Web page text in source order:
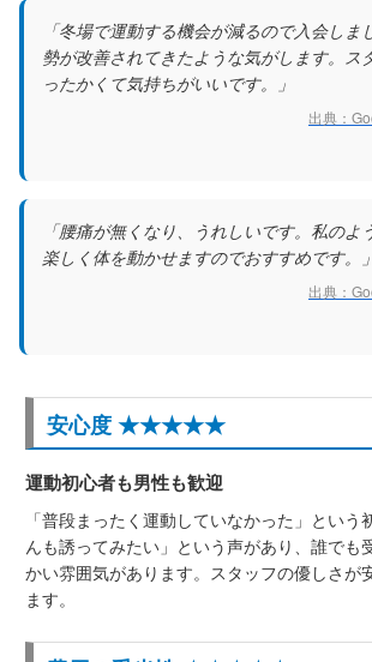
「冬場で運動する機会が減るので入会しま
勢が改善されてきたような気がします。ス
ったかくて気持ちがいいです。」
出典：
「腰痛が無くなり、うれしいです。私のよ
楽しく体を動かせますのでおすすめです。」
出典：
安心度 ★★★★★
運動初心者も男性も歓迎
「普段まったく運動していなかった」という
んも誘ってみたい」という声があり、誰でも
かい雰囲気があります。スタッフの優しさが
ます。